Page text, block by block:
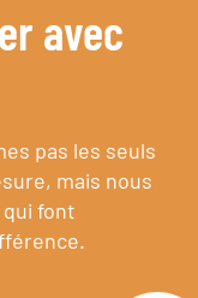
avec
pas les seuls
mais nous
font